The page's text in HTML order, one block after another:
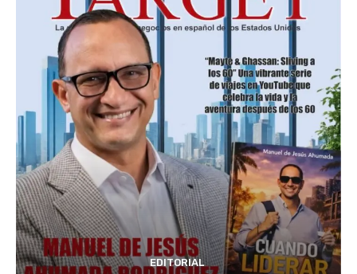
EDITORIAL